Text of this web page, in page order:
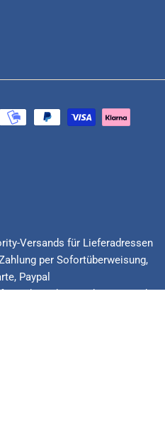
Versands für Lieferadressen
per Sofortüberweisung,
Paypal